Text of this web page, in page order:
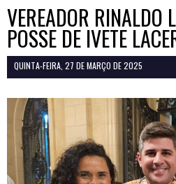
VEREADOR RINALDO
POSSE DE IVETE
QUINTA-FEIRA, 27 DE MARÇO DE 2025